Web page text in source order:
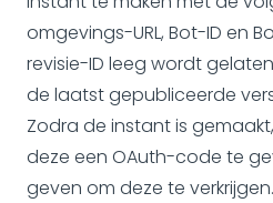
omgevings-URL, Bot-ID en
revisie-ID leeg wordt
de laatst gepubliceerde
Zodra de instant is
deze een OAuth-code te
geven om deze te